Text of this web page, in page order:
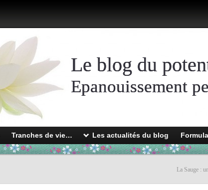
Le blog du
Epanouissement
Tranches de vie… Les actualités du blog
La Sauge :